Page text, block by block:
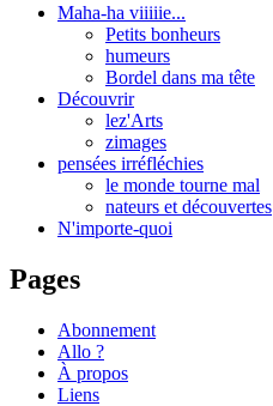
Maha-ha viiiiie...
Petits bonheurs
humeurs
Bordel dans ma tête
Découvrir
lez'Arts
zimages
pensées irréfléchies
le monde tourne mal
nateurs et découvertes
N'importe-quoi
Pages
Abonnement
Allo ?
À propos
Liens